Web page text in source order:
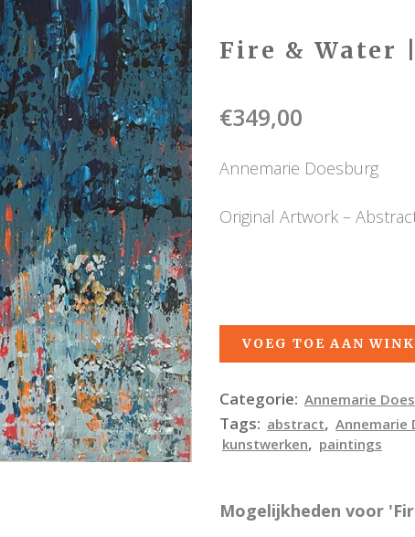
Fire & Water
€349,00
Annemarie Doesburg
Original Artwork –
VOEG TOE AAN
Categorie: Annemarie
Tags: abstract, Annemarie
kunstwerken, paintings
Mogelijkheden voor